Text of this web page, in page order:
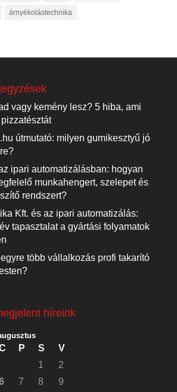
árnyékolástechnika
vagy kemény lesz? 5 hiba, ami
útmutató: milyen gumikesztyű jó
ipari automatizálásban: hogyan
munkahengert, szelepet és
rendszert?
Kft. és az ipari automatizálás:
tapasztalat a gyártási folyamatok
több vállalkozás profi takarító
híreink
P S
V
1
2
7 8
9